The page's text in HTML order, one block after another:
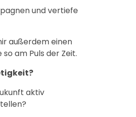
und vertiefe
außerdem einen
am Puls der Zeit.
aktiv